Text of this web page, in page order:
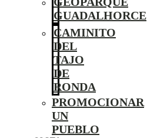
GUADALHORCE
CAMINITO
DEL
TAJO
DE
RONDA
PROMOCIONAR
UN
PUEBLO